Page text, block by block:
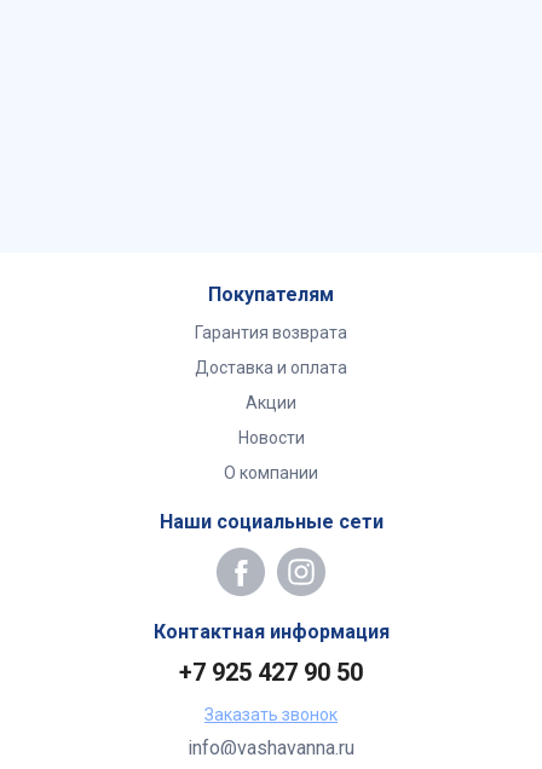
Покупателям
Гарантия возврата
Доставка и оплата
Акции
Новости
О компании
Наши социальные сети
Контактная информация
+7 925 427 90 50
Заказать звонок
info@vashavanna.ru